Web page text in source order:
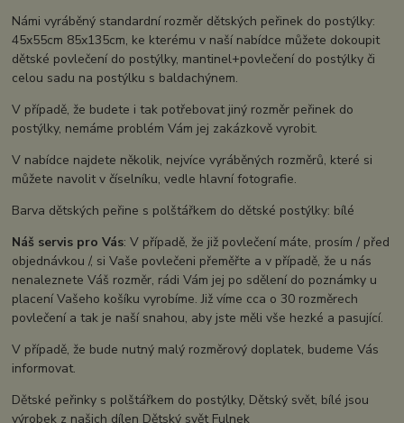
Námi vyráběný standardní rozměr dětských peřinek do postýlky:
45x55cm 85x135cm, ke kterému v naší nabídce můžete dokoupit
dětské povlečení do postýlky, mantinel+povlečení do postýlky či
celou sadu na postýlku s baldachýnem.
V případě, že budete i tak potřebovat jiný rozměr peřinek do
postýlky, nemáme problém Vám jej zakázkově vyrobit.
V nabídce najdete několik, nejvíce vyráběných rozměrů, které si
můžete navolit v číselníku, vedle hlavní fotografie.
Barva dětských peřine s polštářkem do dětské postýlky: bílé
Náš servis pro Vás: V případě, že již povlečení máte, prosím / před
objednávkou /, si Vaše povlečeni přeměřte a v případě, že u nás
nenaleznete Váš rozměr, rádi Vám jej po sdělení do poznámky u
placení Vašeho košíku vyrobíme. Již víme cca o 30 rozměrech
povlečení a tak je naší snahou, aby jste měli vše hezké a pasující.
V případě, že bude nutný malý rozměrový doplatek, budeme Vás
informovat.
Dětské peřinky s polštářkem do postýlky, Dětský svět, bílé jsou
výrobek z našich dílen Dětský svět Fulnek